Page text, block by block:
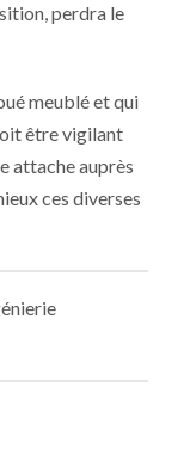
perdra le
meublé et qui
être vigilant
attache auprès
ces diverses